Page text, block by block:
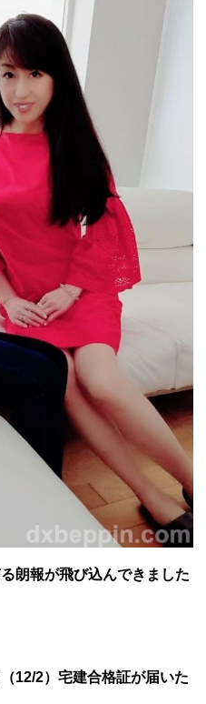
朗報が飛び込んできました
12/2）宅建合格証が届いた